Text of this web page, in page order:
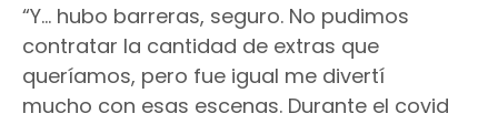
“Y… hubo barreras, seguro. No pudimos
contratar la cantidad de extras que
queríamos, pero fue igual me divertí
mucho con esas escenas. Durante el covid